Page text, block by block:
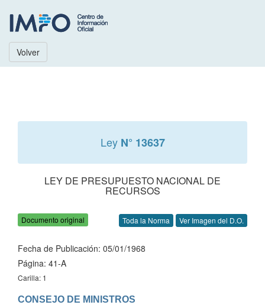
Volver
Ley N° 13637
LEY DE PRESUPUESTO NACIONAL DE
RECURSOS
Documento original Toda la Norma Ver Imagen del D.O.
Fecha de Publicación: 05/01/1968
Página: 41-A
Carilla: 1
CONSEJO DE MINISTROS